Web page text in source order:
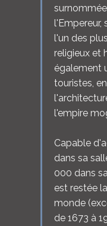
l'Empereur,
l'un des
religieux et
également
touristes,
l'empire
Capable
dans sa
000 dans
est restée
monde
de 1673 à